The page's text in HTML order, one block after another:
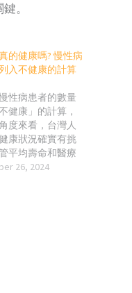
。
的健康嗎? 慢性病
入不健康的計算
性病患者的數量
健康」的計算，
度來看，台灣人
康狀況確實有挑
平均壽命和醫療
國際上屬於先進
26, 2024